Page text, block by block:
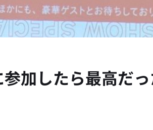
加したら最高だ